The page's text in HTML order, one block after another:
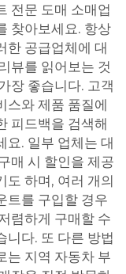
전문 도매 소매업
찾아보세요. 항상
한 공급업체에 대
뷰를 읽어보는 것
장 좋습니다. 고객
스와 제품 품질에
피드백을 검색해
요. 일부 업체는 대
매 시 할인을 제공
도 하며, 여러 개의
트를 구입할 경우
렴하게 구매할 수
니다. 또 다른 방법
는 지역 자동차 부